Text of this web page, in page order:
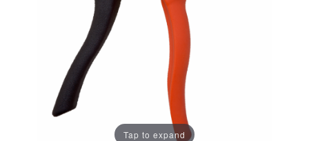
Tap to expand